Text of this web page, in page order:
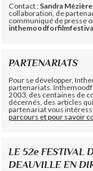
Contact : Sandra Mézière
collaboration, de
communiqué de presse
PARTENARIATS
Pour se développer,
partenariats.
2003, des centaines de
décernés, des articles
partenariat vous
parcours et pour savoir
LE 52e FESTIVAL
DEAUVILLE EN